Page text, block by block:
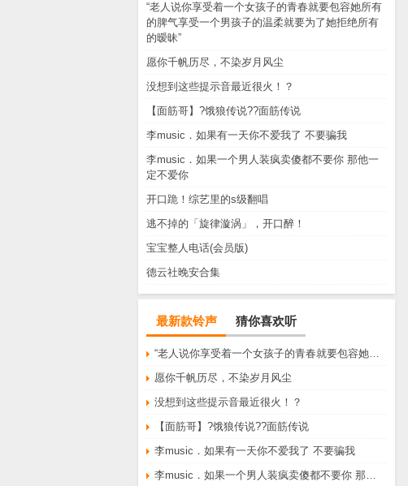
“老人说你享受着一个女孩子的青春就要包容她所有
的脾气享受一个男孩子的温柔就要为了她拒绝所有
的暧昧”
愿你千帆历尽，不染岁月风尘
没想到这些提示音最近很火！？
【面筋哥】?饿狼传说??面筋传说
李music．如果有一天你不爱我了 不要骗我
李music．如果一个男人装疯卖傻都不要你 那他一
定不爱你
开口跪！综艺里的s级翻唱
逃不掉的「旋律漩涡」，开口醉！
宝宝整人电话(会员版)
德云社晚安合集
最新款铃声 猜你喜欢听
愿你千帆历尽，不染岁月风尘
没想到这些提示音最近很火！？
【面筋哥】?饿狼传说??面筋传说
李music．如果有一天你不爱我了 不要骗我